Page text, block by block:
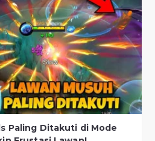
Paling Ditakuti di Mode